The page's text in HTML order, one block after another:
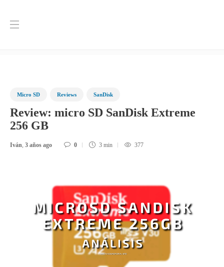
Micro SD Reviews SanDisk
Review: micro SD SanDisk Extreme
256 GB
Iván, 3 años ago 0 3 min 377